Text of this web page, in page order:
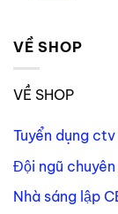
VỀ SHOP
VỀ SHOP
Tuyển dụng
Đội ngũ
Nhà sáng lập